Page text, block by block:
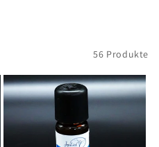
56 Produkte